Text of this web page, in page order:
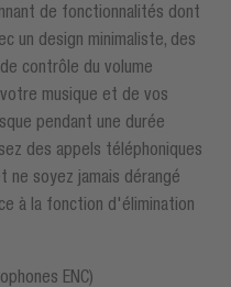
de fonctionnalités dont
un design minimaliste, des
contrôle du volume
musique et de vos
pendant une durée
des appels téléphoniques
ne soyez jamais dérangé
à la fonction d'élimination
ENC)